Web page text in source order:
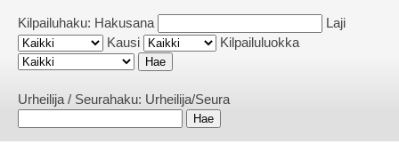
Kilpailuhaku: Hakusana
Laji
Kausi
Kilpailuluokka
Urheilija / Seurahaku: Urheilija/Seura